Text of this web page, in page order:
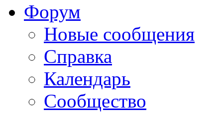
Форум
Новые сообщения
Справка
Календарь
Сообщество